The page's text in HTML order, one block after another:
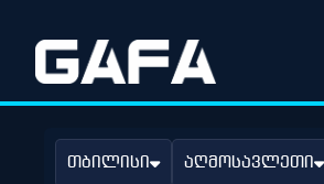
თბილისი აღმოსავლეთი